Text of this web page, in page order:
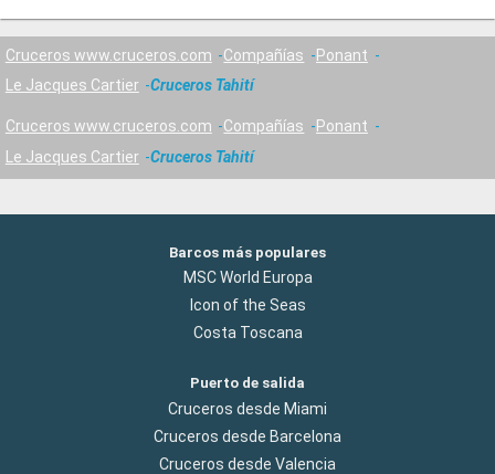
Cruceros www.cruceros.com Compañías
Ponant
Le Jacques Cartier
Cruceros Tahití
Cruceros www.cruceros.com Compañías
Ponant
Le Jacques Cartier
Cruceros Tahití
Barcos más populares
MSC World Europa
Icon of the Seas
Costa Toscana
Puerto de salida
Cruceros desde Miami
Cruceros desde Barcelona
Cruceros desde Valencia